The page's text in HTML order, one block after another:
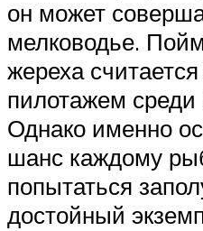
он может
мелководье.
жереха
пилотажем среди
Однако именно
шанс каждому
попытаться
достойный